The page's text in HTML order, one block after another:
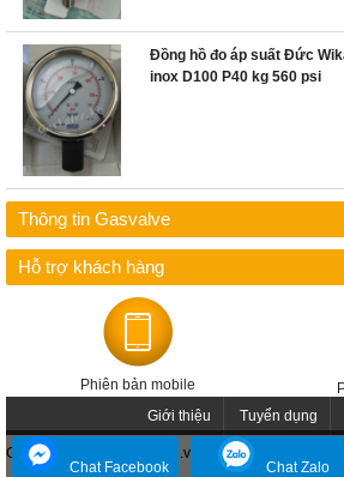
Đồng hồ đo áp suất Đức
inox D100 P40 kg 560 psi
Thông tin Gasvalve
Hỗ trợ khách hàng
Phiên bản mobile
Giới thiệu
Tuyển dụng
Copyright ©2010 gasvalve.vn
Chat Facebook
Chat Zalo